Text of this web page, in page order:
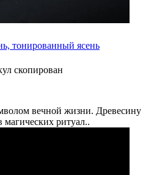
тонированный ясень
скопирован
вечной жизни. Древесину
магических ритуал..